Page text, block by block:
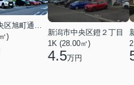
)
新潟市中央区鐙２丁目
1K (28.00㎡)
4.5万円